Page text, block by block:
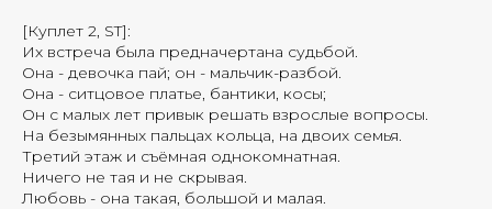
[Куплет 2, ST]:
Их встреча была предначертана судьбой.
Она - девочка пай; он - мальчик-разбой.
Она - ситцовое платье, бантики, косы;
Он с малых лет привык решать взрослые вопросы.
На безымянных пальцах кольца, на двоих семья.
Третий этаж и съёмная однокомнатная.
Ничего не тая и не скрывая.
Любовь - она такая, большой и малая.